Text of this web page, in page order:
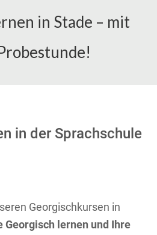
in Stade – mit
in der Sprachschule
Georgischkursen in
Georgisch lernen und Ihre